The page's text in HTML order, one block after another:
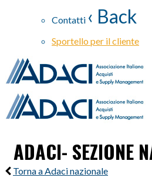
Contatti ‹ Back
Sportello per il cliente
ADACI- SEZIONE
Torna a Adaci nazionale